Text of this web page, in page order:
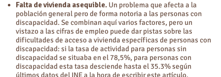
Falta de vivienda asequible. Un problema que afecta a la
población general pero de forma notoria a las personas con
discapacidad. Se combinan aquí varios factores, pero un
vistazo a las cifras de empleo puede dar pistas sobre las
dificultades de acceso a vivienda específicas de personas con
discapacidad: si la tasa de actividad para personas sin
discapacidad se situaba en el 78,5%, para personas con
discapacidad esta tasa desciende hasta el 35.3% según
últimos datos del INE a la hora de escribir este artículo.